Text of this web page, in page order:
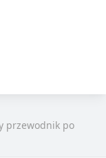
przewodnik po